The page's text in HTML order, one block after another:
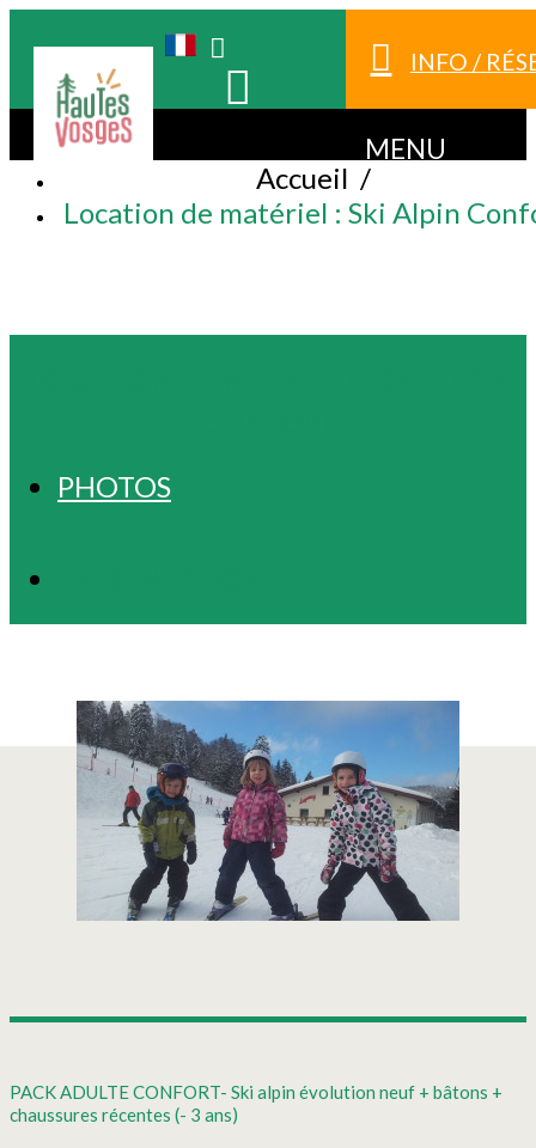
INFO /
MENU
Accueil /
Location de matériel : Ski Alpin
PHOTOS
PACK ADULTE CONFORT- Ski alpin évolution neuf + bâtons +
chaussures récentes (- 3 ans)